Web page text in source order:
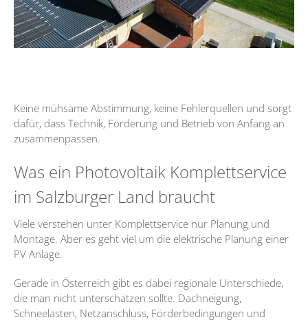
Keine mühsame Abstimmung, keine Fehlerquellen und sorgt
dafür, dass Technik, Förderung und Betrieb von Anfang an
zusammenpassen.
Was ein Photovoltaik Komplettservice
im Salzburger Land braucht
Viele verstehen unter Komplettservice nur Planung und
Montage. Aber es geht viel um die elektrische Planung einer
PV Anlage.
Gerade in Österreich gibt es dabei regionale Unterschiede,
die man nicht unterschätzen sollte. Dachneigung,
Schneelasten, Netzanschluss, Förderbedingungen und